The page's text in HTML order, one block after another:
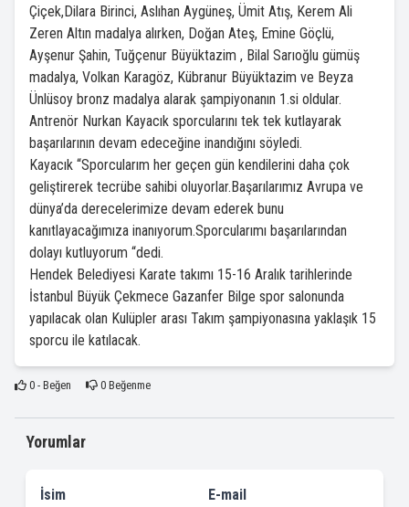
Çiçek,Dilara Birinci, Aslıhan Aygüneş, Ümit Atış, Kerem Ali
Zeren Altın madalya alırken, Doğan Ateş, Emine Göçlü,
Ayşenur Şahin, Tuğçenur Büyüktazim , Bilal Sarıoğlu gümüş
madalya, Volkan Karagöz, Kübranur Büyüktazim ve Beyza
Ünlüsoy bronz madalya alarak şampiyonanın 1.si oldular.
Antrenör Nurkan Kayacık sporcularını tek tek kutlayarak
başarılarının devam edeceğine inandığını söyledi.
Kayacık “Sporcularım her geçen gün kendilerini daha çok
geliştirerek tecrübe sahibi oluyorlar.Başarılarımız Avrupa ve
dünya’da derecelerimize devam ederek bunu
kanıtlayacağımıza inanıyorum.Sporcularımı başarılarından
dolayı kutluyorum “dedi.
Hendek Belediyesi Karate takımı 15-16 Aralık tarihlerinde
İstanbul Büyük Çekmece Gazanfer Bilge spor salonunda
yapılacak olan Kulüpler arası Takım şampiyonasına yaklaşık 15
sporcu ile katılacak.
0- Beğen 0Beğenme
Yorumlar
İsim E-mail